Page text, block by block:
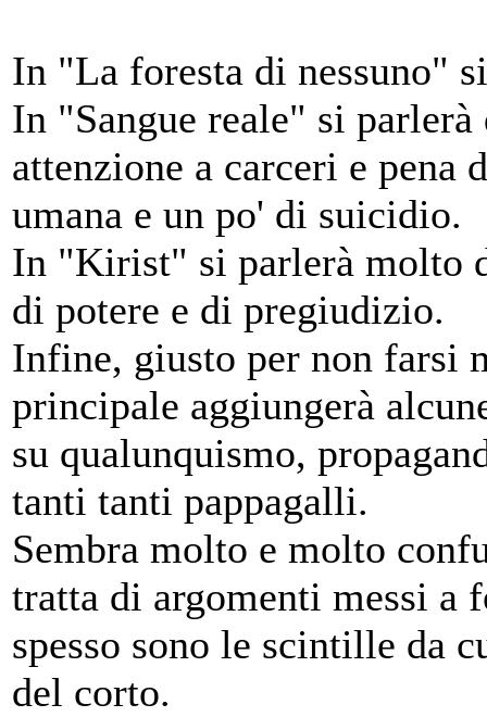
In "La foresta di nessuno"
In "Sangue reale" si
attenzione a carceri e pena
umana e un po' di suicidio.
In "Kirist" si parlerà molto
di potere e di pregiudizio.
Infine, giusto per non farsi
principale aggiungerà
su qualunquismo,
tanti tanti pappagalli.
Sembra molto e molto
tratta di argomenti messi a
spesso sono le scintille da
del corto.